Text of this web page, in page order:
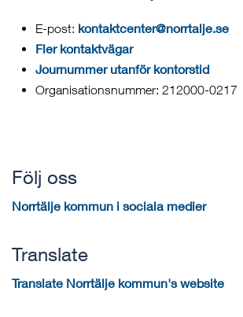
E-post: kontaktcenter@norrtalje.se
Fler kontaktvägar
Journummer utanför kontorstid
Organisationsnummer: 212000-0217
Följ oss
Norrtälje kommun i sociala medier
Translate
Translate Norrtälje kommun's website